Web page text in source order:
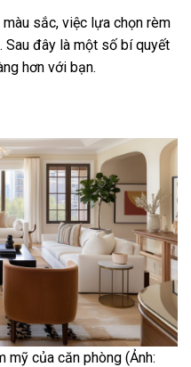
sắc, việc lựa chọn rèm
Sau đây là một số bí quyết
hơn với bạn.
mỹ của căn phòng (Ảnh: